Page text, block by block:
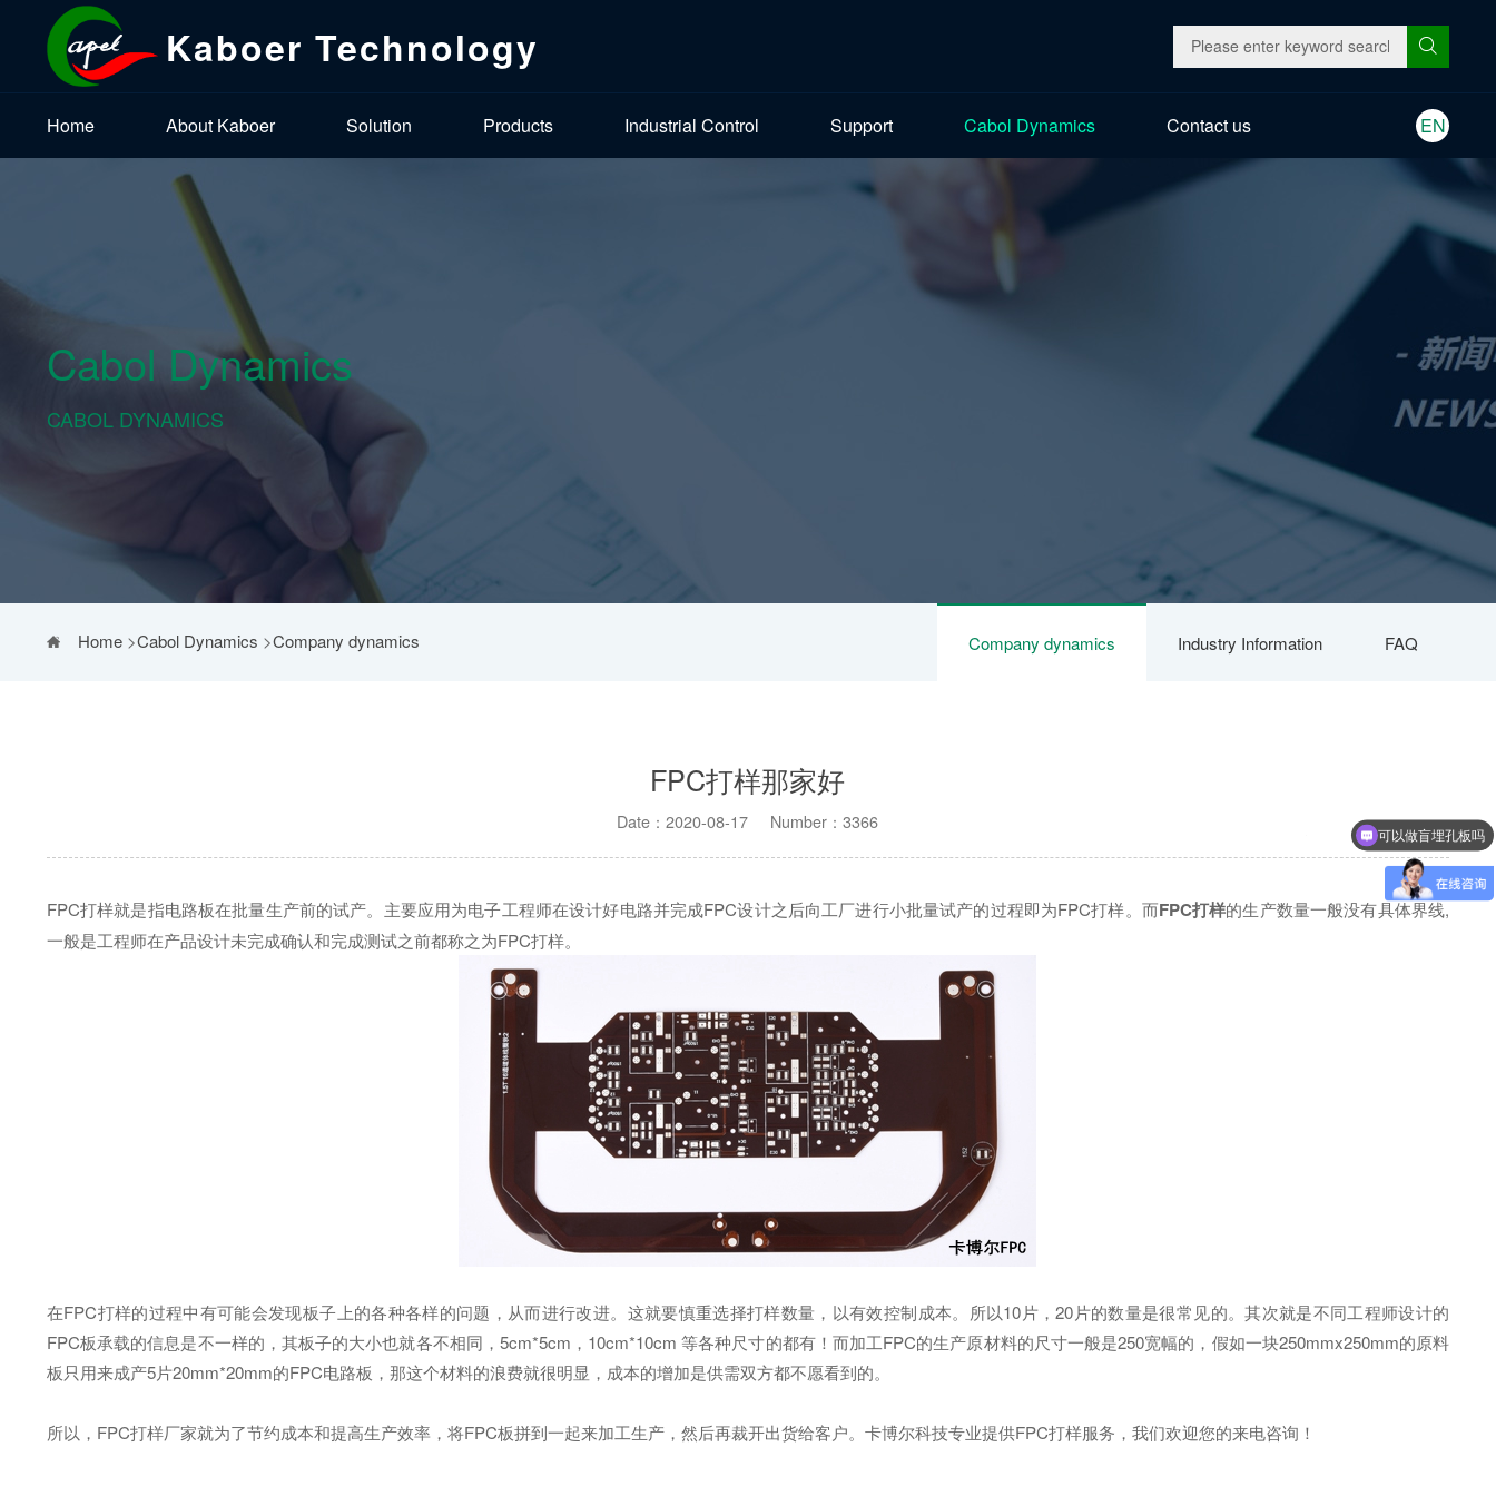
Kaboer Technology
Home About Kaboer Solution Products Industrial Control Support Cabol Dynamics Contact us EN
Cabol Dynamics
CABOL DYNAMICS
Company dynamics Industry Information FAQ
Home>Cabol Dynamics >Company dynamics
FPC打样那家好
Date：2020-08-17 Number：3366
FPC打样就是指电路板在批量生产前的试产。主要应用为电子工程师在设计好电路并完成FPC设计之后向工厂进行小批量试产的过程即为FPC打样。而FPC打样的生产数量一般没有具体界线,
一般是工程师在产品设计未完成确认和完成测试之前都称之为FPC打样。
在FPC打样的过程中有可能会发现板子上的各种各样的问题，从而进行改进。这就要慎重选择打样数量，以有效控制成本。所以10片，20片的数量是很常见的。其次就是不同工程师设计的
FPC板承载的信息是不一样的，其板子的大小也就各不相同，5cm*5cm，10cm*10cm 等各种尺寸的都有！而加工FPC的生产原材料的尺寸一般是250宽幅的，假如一块250mmx250mm的原料
板只用来成产5片20mm*20mm的FPC电路板，那这个材料的浪费就很明显，成本的增加是供需双方都不愿看到的。
所以，FPC打样厂家就为了节约成本和提高生产效率，将FPC板拼到一起来加工生产，然后再裁开出货给客户。卡博尔科技专业提供FPC打样服务，我们欢迎您的来电咨询！
可以做盲埋孔板吗